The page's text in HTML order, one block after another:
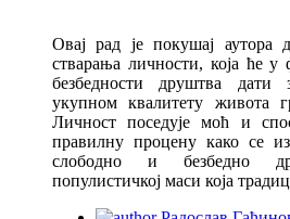
Овај рад је покушај аутора
стварања личности, која ће у
безбедности друштва дати
укупном квалитету живота
Личност поседује моћ и
правилну процену како се
слободно и безбедно
популистичкој маси која